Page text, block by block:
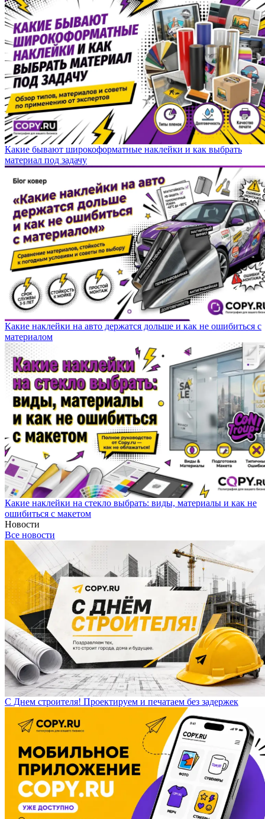
Какие бывают широкоформатные наклейки и как выбрать
материал под задачу
Какие наклейки на авто держатся дольше и как не ошибиться с
материалом
Какие наклейки на стекло выбрать: виды, материалы и как не
ошибиться с макетом
Новости
Все новости
С Днем строителя! Проектируем и печатаем без задержек